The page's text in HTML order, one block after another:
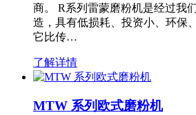
商。 R系列雷蒙磨粉机是经过我
造，具有低损耗、投资小、环保
它比传…
了解详情
MTW 系列欧式磨粉机